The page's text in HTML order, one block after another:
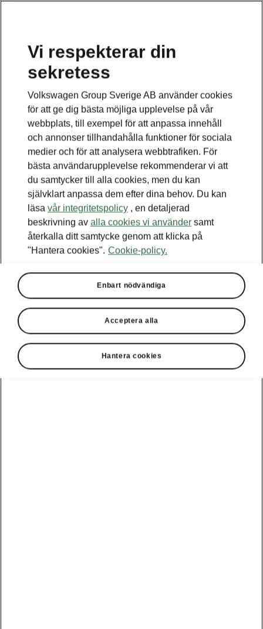
Vi respekterar din
sekretess
Volkswagen Group Sverige AB använder cookies
för att ge dig bästa möjliga upplevelse på vår
webbplats, till exempel för att anpassa innehåll
och annonser tillhandahålla funktioner för sociala
medier och för att analysera webbtrafiken. För
bästa användarupplevelse rekommenderar vi att
du samtycker till alla cookies, men du kan
självklart anpassa dem efter dina behov. Du kan
läsa vår integritetspolicy , en detaljerad
beskrivning av alla cookies vi använder samt
återkalla ditt samtycke genom att klicka på
"Hantera cookies". Cookie-policy.
Enbart nödvändiga
Acceptera alla
Hantera cookies